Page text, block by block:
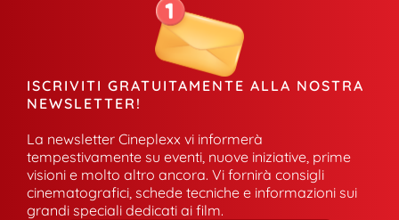
ISCRIVITI GRATUITAMENTE ALLA NOSTRA
NEWSLETTER!
La newsletter Cineplexx vi informerà
tempestivamente su eventi, nuove iniziative, prime
visioni e molto altro ancora. Vi fornirà consigli
cinematografici, schede tecniche e informazioni sui
grandi speciali dedicati ai film.